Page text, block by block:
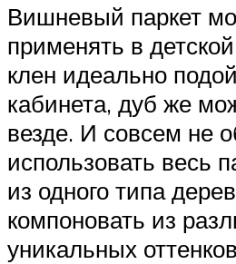
Вишневый паркет
применять в
клен идеально
кабинета, дуб же
везде. И совсем не
использовать весь
из одного типа
компоновать из
уникальных